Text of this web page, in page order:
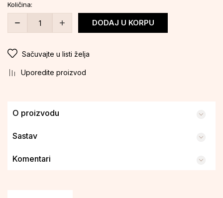
Količina:
DODAJ U KORPU
Sačuvajte u listi želja
Uporedite proizvod
O proizvodu
Sastav
Komentari